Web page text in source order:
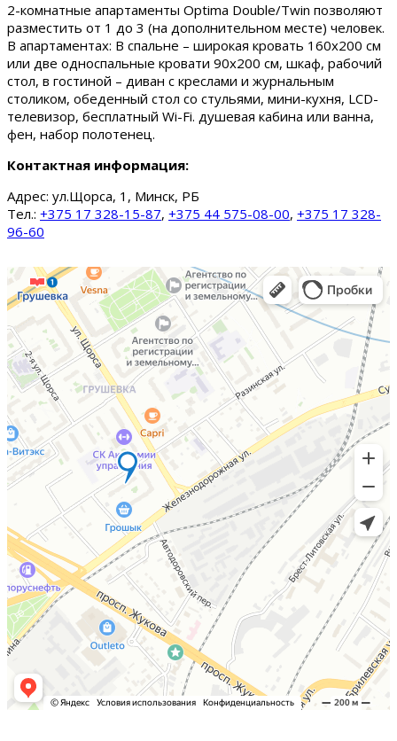
2-комнатные апартаменты Optima Double/Twin позволяют
разместить от 1 до 3 (на дополнительном месте) человек.
В апартаментах: В спальне – широкая кровать 160х200 см
или две односпальные кровати 90х200 см, шкаф, рабочий
стол, в гостиной – диван с креслами и журнальным
столиком, обеденный стол со стульями, мини-кухня, LCD-
телевизор, бесплатный Wi-Fi. душевая кабина или ванна,
фен, набор полотенец.
Контактная информация:
Адрес: ул.Щорса, 1, Минск, РБ
Тел.: +375 17 328-15-87, +375 44 575-08-00, +375 17 328-
96-60